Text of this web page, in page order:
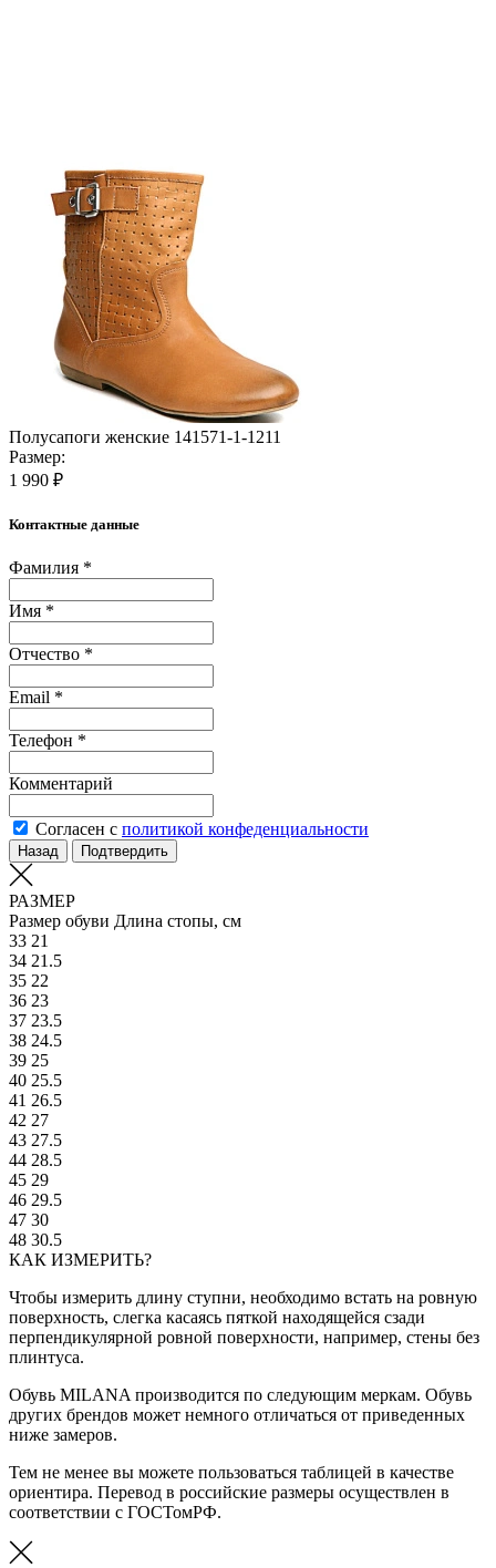
Полусапоги женские 141571-1-1211
Размер:
1 990 ₽
Контактные данные
Фамилия *
Имя *
Отчество *
Email *
Телефон *
Комментарий
Согласен с политикой конфеденциальности
Назад Подтвердить
РАЗМЕР
Размер обуви Длина стопы, см
33 21
34 21.5
35 22
36 23
37 23.5
38 24.5
39 25
40 25.5
41 26.5
42 27
43 27.5
44 28.5
45 29
46 29.5
47 30
48 30.5
КАК ИЗМЕРИТЬ?
Чтобы измерить длину ступни, необходимо встать на ровную
поверхность, слегка касаясь пяткой находящейся сзади
перпендикулярной ровной поверхности, например, стены без
плинтуса.
Обувь MILANA производится по следующим меркам. Обувь
других брендов может немного отличаться от приведенных
ниже замеров.
Тем не менее вы можете пользоваться таблицей в качестве
ориентира. Перевод в российские размеры осуществлен в
соответствии с ГОСТомРФ.